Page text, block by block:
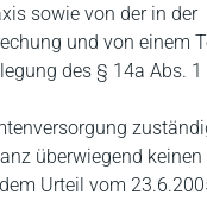
sowie von der in der
und von einem
des § 14a Abs. 1
überwiegend
Urteil vom